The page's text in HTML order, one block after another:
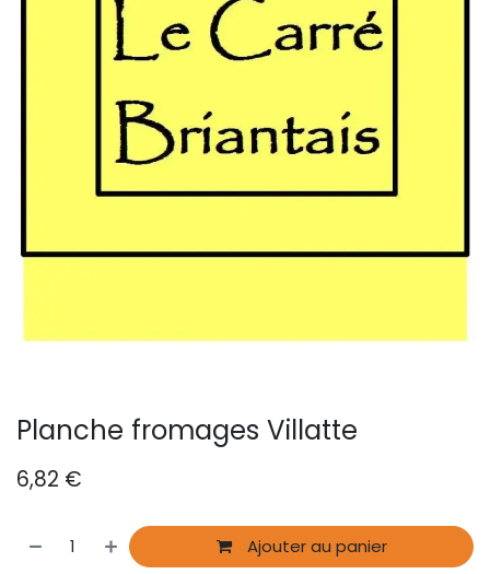
Planche fromages Villatte
6,82 €
Ajouter au panier